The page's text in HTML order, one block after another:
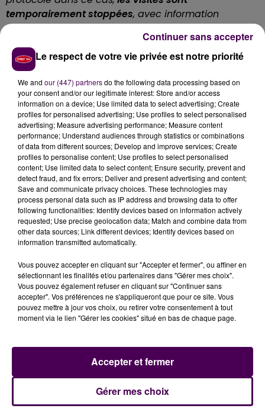
temporairement stoppées, avec information
régulière des familles par l'établissement et maintien
des contacts via le téléphone ou des visio entre les
résidents et leurs proches". Six professionnels ont
également été diagnostiqués positifs : en arrêt pour
sept jours, ils devraient reprendre le travail dans le
courant de la semaine.
DEUXIÈME MAISON DE RETRAITE TOUCHÉE AU
MANS
La proportion de pensionnaires testés positifs est
donc supérieure dans cette résidence à celle décelée
au sein de l’Etablissement d’hébergement pour
personnes âgées dépendantes Joliot-Curie, situé rue
des Maillets où après une campagne de dépistage
massive à laquelle 256 personnes avaient participé,
huit personnes avaient été diagnostiquées
positives au Covid-19 le lundi 12 octobre : quatre
résidents et quatre agents, tous localisés dans une
même aile et au même étage de l’étéablissement
selon la municipalité du Mans, qui évoquait alors un
petit cluster limité. Les résidents ont été isolés dans
lieu ce jeudi 22 octobre.
Le respect de votre vie privée est notre priorité
We and our (447) partnersdo the following data processing based on
your consent and/or our legitimate interest: Store and/or access
information on a device; Use limited data to select advertising; Create
profiles for personalised advertising; Use profiles to select personalised
advertising; Measure advertising performance; Measure content
performance; Understand audiences through statistics or combinations
of data from different sources; Develop and improve services; Create
profiles to personalise content; Use profiles to select personalised
content; Use limited data to select content; Ensure security, prevent and
detect fraud, and fix errors; Deliver and present advertising and content;
Save and communicate privacy choices. These technologies may
process personal data such as IP address and browsing data to offer
following functionalities: Identify devices based on information actively
requested; Use precise geolocation data; Match and combine data from
other data sources; Link different devices; Identify devices based on
information transmitted automatically.
Vous pouvez accepter en cliquant sur "Accepter et fermer", ou affiner en
sélectionnant les finalités et/ou partenaires dans "Gérer mes choix".
Vous pouvez également refuser en cliquant sur "Continuer sans
accepter". Vos préférences ne s'appliqueront que pour ce site. Vous
pouvez mettre à jour vos choix, ou retirer votre consentement à tout
moment via le lien "Gérer les cookies" situé en bas de chaque page.
Gérer mes choix
Accepter et fermer
Continuer sans accepter